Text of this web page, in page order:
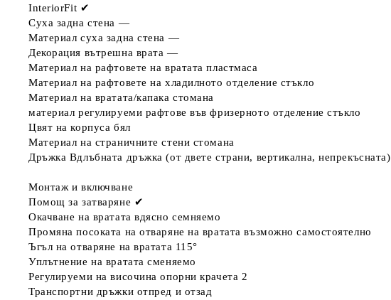
InteriorFit ✔
Суха задна стена —
Материал суха задна стена —
Декорация вътрешна врата —
Материал на рафтовете на вратата пластмаса
Материал на рафтовете на хладилното отделение стъкло
Материал на вратата/капака стомана
материал регулируеми рафтове във фризерното отделение стъкло
Цвят на корпуса бял
Материал на страничните стени стомана
Дръжка Вдлъбната дръжка (от двете страни, вертикална, непрекъсната)
Монтаж и включване
Помощ за затваряне ✔
Окачване на вратата вдясно семняемо
Промяна посоката на отваряне на вратата възможно самостоятелно
Ъгъл на отваряне на вратата 115°
Уплътнение на вратата сменяемо
Регулируеми на височина опорни крачета 2
Транспортни дръжки отпред и отзад